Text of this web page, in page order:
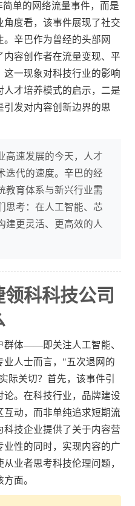
单的网络流量事件，而是
度看，该事件展现了社交
辛巴作为曾经的头部网
容创作者在流量变现、平
一现象对科技行业的影响
才培养模式的启示，二是
引发对内容创新边界的思
高速发展的今天，人才
迭代的速度。辛巴的经
教育体系与新兴行业需
思考：在人工智能、芯
建更灵活、更高效的人
科科技公司
群体——即关注人工智能、
业人士而言，"五次退网的
际关切？首先，该事件引
。在科技行业，品牌建设
互动，而非单纯追求短期流
技企业提供了关于内容营
性的同时，实现内容的广
业者思考科技伦理问题，
面。